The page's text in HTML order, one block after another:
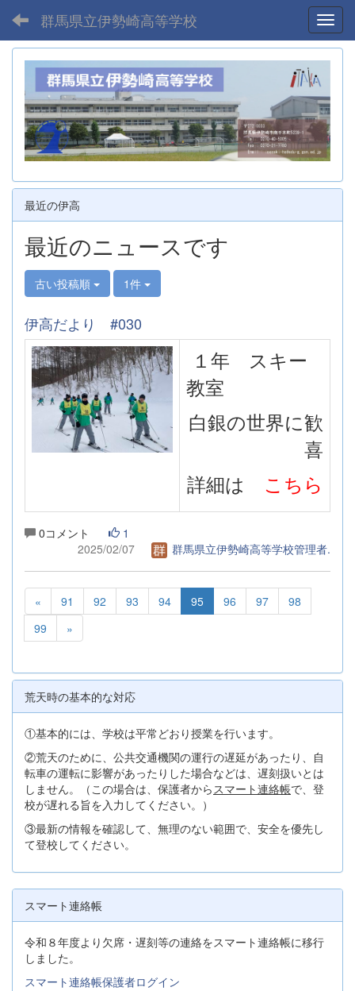
群馬県立伊勢崎高等学校
最近の伊高
最近のニュースです
古い投稿順 1件
伊高だより #030
１年 スキー
教室
白銀の世界に歓
喜
詳細は こちら
0コメント
1
2025/02/07
群馬県立伊勢崎高等学校管理者.
« 91 92 93 94 95 96 97
98
99
»
荒天時の基本的な対応
①基本的には、学校は平常どおり授業を行います。
②荒天のために、公共交通機関の運行の遅延があったり、自
転車の運転に影響があったりした場合などは、遅刻扱いとは
しません。（この場合は、保護者からスマート連絡帳で、登
校が遅れる旨を入力してください。）
③最新の情報を確認して、無理のない範囲で、安全を優先し
て登校してください。
スマート連絡帳
令和８年度より欠席・遅刻等の連絡をスマート連絡帳に移行
しました。
スマート連絡帳保護者ログイン